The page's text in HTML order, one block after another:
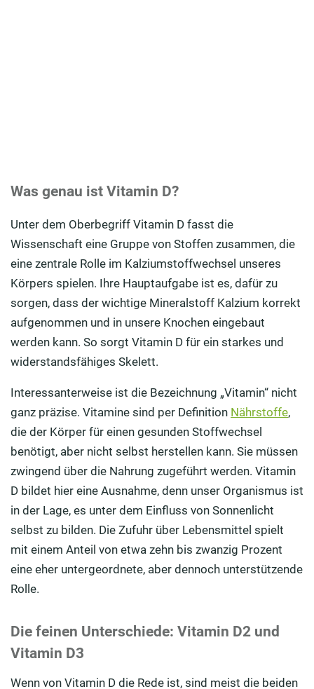
Was genau ist Vitamin D?
Unter dem Oberbegriff Vitamin D fasst die
Wissenschaft eine Gruppe von Stoffen zusammen, die
eine zentrale Rolle im Kalziumstoffwechsel unseres
Körpers spielen. Ihre Hauptaufgabe ist es, dafür zu
sorgen, dass der wichtige Mineralstoff Kalzium korrekt
aufgenommen und in unsere Knochen eingebaut
werden kann. So sorgt Vitamin D für ein starkes und
widerstandsfähiges Skelett.
Interessanterweise ist die Bezeichnung „Vitamin“ nicht
ganz präzise. Vitamine sind per Definition Nährstoffe,
die der Körper für einen gesunden Stoffwechsel
benötigt, aber nicht selbst herstellen kann. Sie müssen
zwingend über die Nahrung zugeführt werden. Vitamin
D bildet hier eine Ausnahme, denn unser Organismus ist
in der Lage, es unter dem Einfluss von Sonnenlicht
selbst zu bilden. Die Zufuhr über Lebensmittel spielt
mit einem Anteil von etwa zehn bis zwanzig Prozent
eine eher untergeordnete, aber dennoch unterstützende
Rolle.
Die feinen Unterschiede: Vitamin D2 und
Vitamin D3
Wenn von Vitamin D die Rede ist, sind meist die beiden